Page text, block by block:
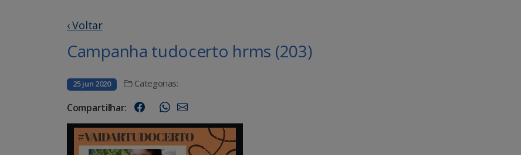
‹ Voltar
Campanha tudocerto hrms (203)
25 jun 2020 Categorias:
Compartilhar: